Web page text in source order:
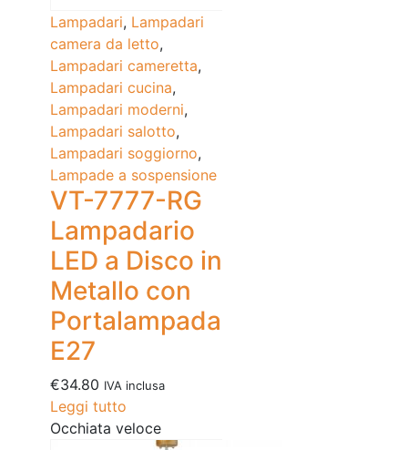
Lampadari, Lampadari
camera da letto,
Lampadari cameretta,
Lampadari cucina,
Lampadari moderni,
Lampadari salotto,
Lampadari soggiorno,
Lampade a sospensione
VT-7777-RG
Lampadario
LED a Disco in
Metallo con
Portalampada
E27
€34.80 IVA inclusa
Leggi tutto
Occhiata veloce